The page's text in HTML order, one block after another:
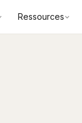
Ressources